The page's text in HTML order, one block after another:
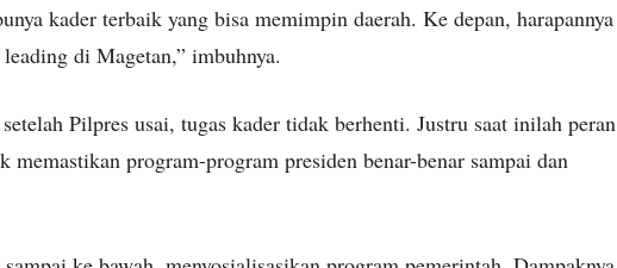
kader terbaik yang bisa memimpin daerah. Ke depan, harapannya
di Magetan,” imbuhnya.
Pilpres usai, tugas kader tidak berhenti. Justru saat inilah peran
memastikan program-program presiden benar-benar sampai dan